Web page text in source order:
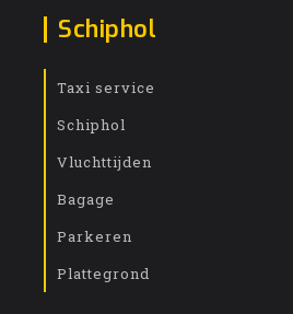
Schiphol
Taxi service
Schiphol
Vluchttijden
Bagage
Parkeren
Plattegrond